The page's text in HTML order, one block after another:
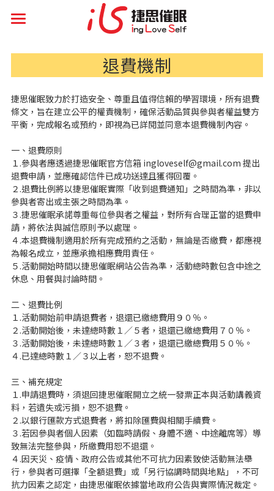
催眠服務
專業課程
知識分享
自助助人技巧
理論定律法則效應
靈性精神層面
催眠好評
活動花絮
其它資訊
聯繫方式
場地位置
搜索
退費機制
捷思催眠致力於打造安全、尊重且值得信賴的學習環境，所有退費
條文，旨在建立公平的權責機制，確保活動品質與參與者權益雙方
平衡，完成報名或預約，即視為已詳閱並同意本退費機制內容。
一、退費原則
１.參與者應透過捷思催眠官方信箱 ingloveself@gmail.com 提出
退費申請，並應確認信件已成功送達且獲得回覆。
２.退費比例將以捷思催眠實際「收到退費通知」之時間為準，非以
參與者寄出或主張之時間為準。
３.捷思催眠承諾尊重每位參與者之權益，對所有合理正當的退費申
請，將依法與誠信原則予以處理。
４.本退費機制適用於所有完成預約之活動，無論是否繳費，都應視
為報名成立，並應承擔相應費用責任。
５.活動開始時間以捷思催眠網站公告為準，活動總時數包含中途之
休息、用餐與討論時間。
二、退費比例
１.活動開始前申請退費者，退還已繳總費用９０％。
２.活動開始後，未達總時數１／５者，退還已繳總費用７０％。
３.活動開始後，未達總時數１／３者，退還已繳總費用５０％。
４.已達總時數１／３以上者，恕不退費。
三、補充規定
１.申請退費時，須退回捷思催眠開立之統一發票正本與活動講義資
料，若遺失或污損，恕不退費。
２.以銀行匯款方式退費者，將扣除匯費與相關手續費。
３.若因參與者個人因素（如臨時請假、身體不適、中途離席等）導
致無法完整參與，所繳費用恕不退還。
４.因天災、疫情、政府公告或其他不可抗力因素致使活動無法舉
行，參與者可選擇「全額退費」或「另行協調時間與地點」，不可
抗力因素之認定，由捷思催眠依據當地政府公告與實際情況裁定。